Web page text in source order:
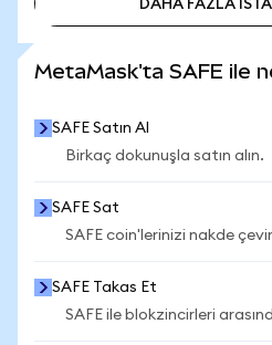
DAHA FAZLA
MetaMask'ta SAFE ile
SAFE Satın Al
Birkaç dokunuşla satın alın.
SAFE Sat
SAFE coin'lerinizi nakde
SAFE Takas Et
SAFE ile blokzincirleri